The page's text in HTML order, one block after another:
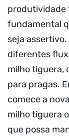
produtividade
fundamental
seja
diferentes
milho tiguera,
para pragas.
comece a
milho tiguera
que possa